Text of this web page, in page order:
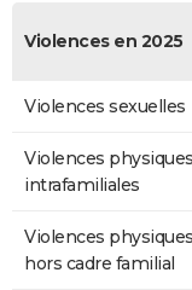
Violences en 2025
Violences sexuelles
Violences physiques
intrafamiliales
Violences physiques
hors cadre familial